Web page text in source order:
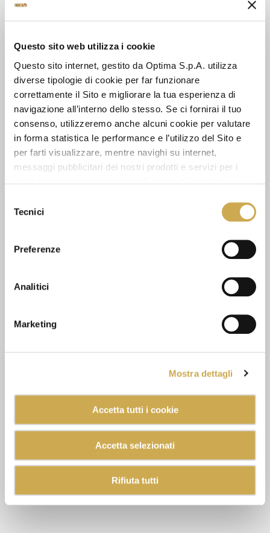
Questo sito web utilizza i cookie
Questo sito internet, gestito da Optima S.p.A. utilizza
diverse tipologie di cookie per far funzionare
correttamente il Sito e migliorare la tua esperienza di
navigazione all’interno dello stesso. Se ci fornirai il tuo
consenso, utilizzeremo anche alcuni cookie per valutare
in forma statistica le performance e l’utilizzo del Sito e
per farti visualizzare, mentre navighi su internet,
messaggi pubblicitari dei nostri prodotti e servizi per i
delTecnici
Preferenze
Analitici
Marketing
Mostra dettagli
Accetta tutti i cookie
Accetta selezionati
Rifiuta tutti
PESO KG:
2.5
CONFEZIONI PER CARTONE:
2
CHIEDI INFORMAZIONI